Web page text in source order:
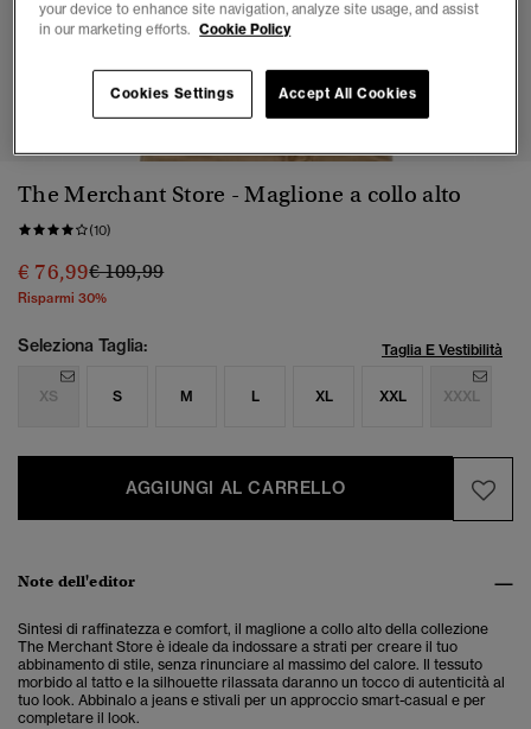
1 2 3 5 6 7
The Merchant Store - Maglione a collo alto
(10)
€ 76,99Prezzo ridotto da
€ 109,99a
Risparmi 30%
Seleziona Taglia: Taglia E Vestibilità
XS S M L XL XXL XXXL
AGGIUNGI AL CARRELLO
Note dell'editor
Sintesi di raffinatezza e comfort, il maglione a collo alto della collezione
The Merchant Store è ideale da indossare a strati per creare il tuo
abbinamento di stile, senza rinunciare al massimo del calore. Il tessuto
morbido al tatto e la silhouette rilassata daranno un tocco di autenticità al
tuo look. Abbinalo a jeans e stivali per un approccio smart-casual e per
completare il look.
your device to enhance site navigation, analyze site usage, and assist
in our marketing efforts. Cookie Policy
Cookies Settings Accept All Cookies